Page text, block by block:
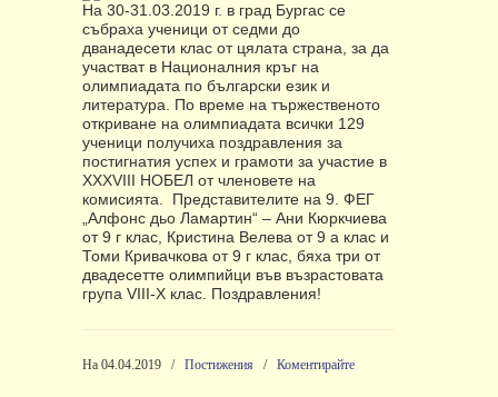
На 30-31.03.2019 г. в град Бургас се
събраха ученици от седми до
дванадесети клас от цялата страна, за да
участват в Националния кръг на
олимпиадата по български език и
литература. По време на тържественото
откриване на олимпиадата всички 129
ученици получиха поздравления за
постигнатия успех и грамоти за участие в
XXXVIII НОБЕЛ от членовете на
комисията.
Представителите на 9. ФЕГ
„Алфонс дьо Ламартин“ – Ани Кюркчиева
от 9 г клас, Кристина Велева от 9 а клас и
Томи Кривачкова от 9 г клас, бяха три от
двадесетте олимпийци във възрастовата
група VIII-X клас. Поздравления!
На 04.04.2019 / Постижения / Коментирайте